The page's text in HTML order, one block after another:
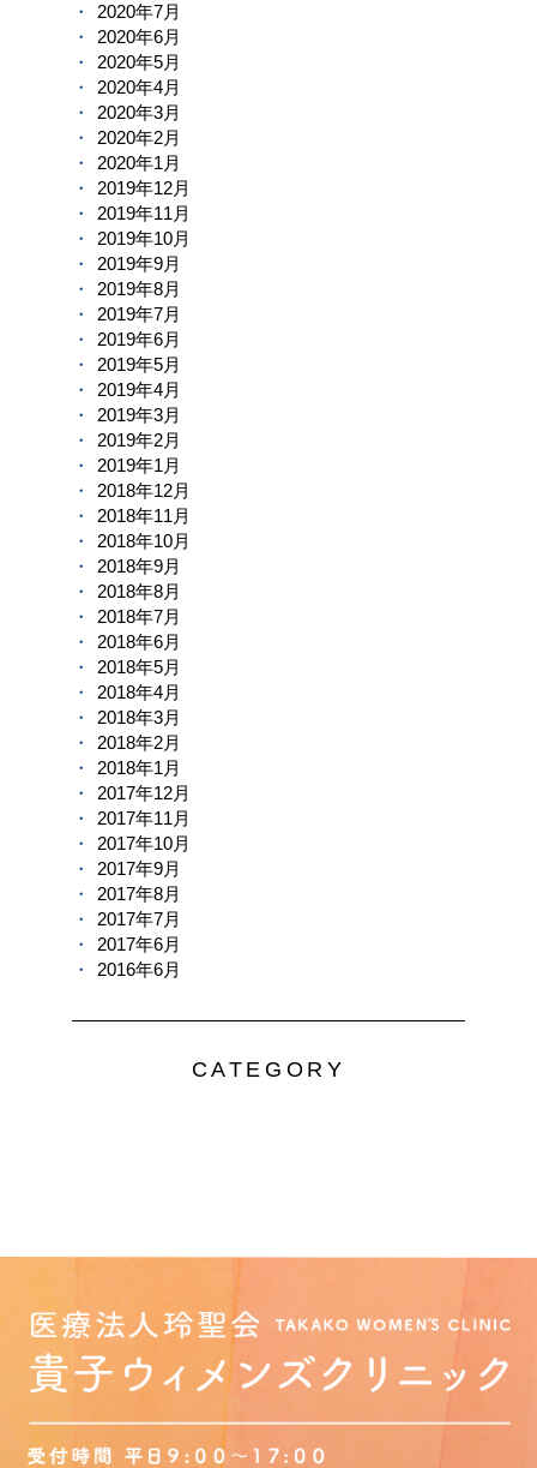
2020年7月
2020年6月
2020年5月
2020年4月
2020年3月
2020年2月
2020年1月
2019年12月
2019年11月
2019年10月
2019年9月
2019年8月
2019年7月
2019年6月
2019年5月
2019年4月
2019年3月
2019年2月
2019年1月
2018年12月
2018年11月
2018年10月
2018年9月
2018年8月
2018年7月
2018年6月
2018年5月
2018年4月
2018年3月
2018年2月
2018年1月
2017年12月
2017年11月
2017年10月
2017年9月
2017年8月
2017年7月
2017年6月
2016年6月
CATEGORY